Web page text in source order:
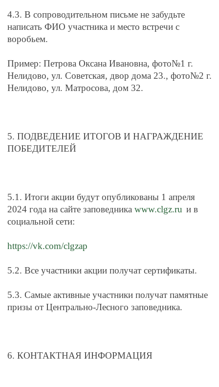
4.3. В сопроводительном письме не забудьте
написать ФИО участника и место встречи с
воробьем.
Пример: Петрова Оксана Ивановна, фото№1 г.
Нелидово, ул. Советская, двор дома 23., фото№2 г.
Нелидово, ул. Матросова, дом 32.
5. ПОДВЕДЕНИЕ ИТОГОВ И НАГРАЖДЕНИЕ
ПОБЕДИТЕЛЕЙ
5.1. Итоги акции будут опубликованы 1 апреля
2024 года на сайте заповедника www.clgz.ru и в
социальной сети:
https://vk.com/clgzap
5.2. Все участники акции получат сертификаты.
5.3. Самые активные участники получат памятные
призы от Центрально-Лесного заповедника.
6. КОНТАКТНАЯ ИНФОРМАЦИЯ